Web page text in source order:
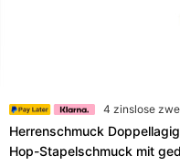
4 zinslose
Herrenschmuck
Hop-Stapelschmuck mit